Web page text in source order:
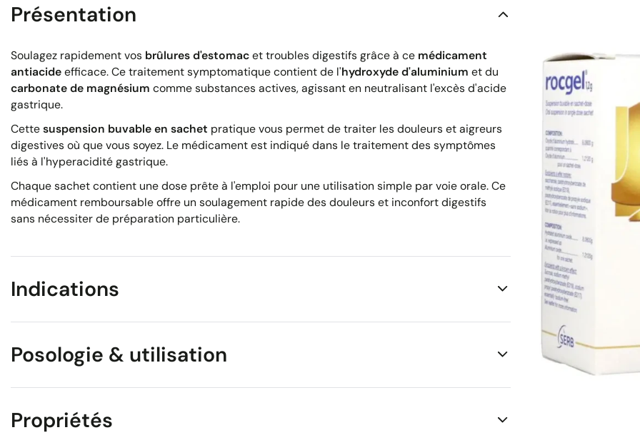
Présentation
Soulagez rapidement vos brûlures d'estomacet troubles digestifs grâce à ce médicament
antiacideefficace. Ce traitement symptomatique contient de l'hydroxyde d'aluminium et du
carbonate de magnésium comme substances actives, agissant en neutralisant l'excès d'acide
gastrique.
Cettesuspension buvable en sachet pratique vous permet de traiter les douleurs et aigreurs
digestives où que vous soyez. Le médicament est indiqué dans le traitement des symptômes
liés à l'hyperacidité gastrique.
Chaque sachet contient une dose prête à l'emploi pour une utilisation simple par voie orale. Ce
médicament remboursable offre un soulagement rapide des douleurs et inconfort digestifs
sans nécessiter de préparation particulière.
Indications
Posologie & utilisation
Propriétés